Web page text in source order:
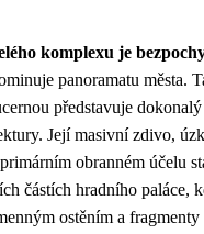
komplexu je
panoramatu města.
představuje dokonalý
Její masivní zdivo,
obranném účelu
částích hradního paláce,
ostěním a fragmenty